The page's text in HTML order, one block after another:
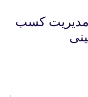
مدیریت کسب